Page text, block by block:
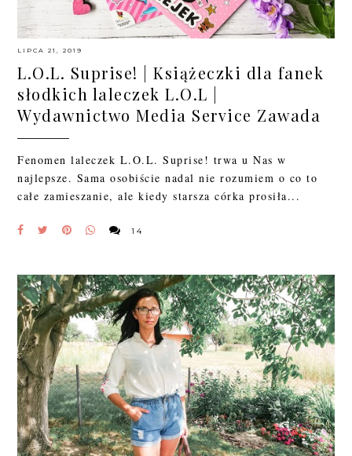
LIPCA 21, 2019
L.O.L. Suprise! | Książeczki dla fanek
słodkich laleczek L.O.L |
Wydawnictwo Media Service Zawada
Fenomen laleczek L.O.L. Suprise! trwa u Nas w
najlepsze. Sama osobiście nadal nie rozumiem o co to
całe zamieszanie, ale kiedy starsza córka prosiła...
14